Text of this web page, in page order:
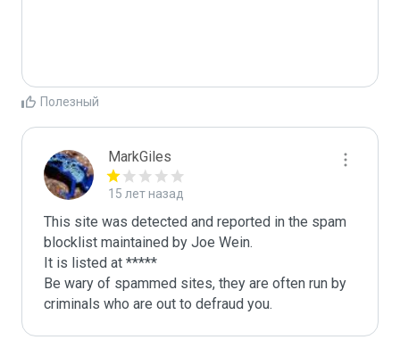
Полезный
MarkGiles
15 лет назад
This site was detected and reported in the spam
blocklist maintained by Joe Wein.
It is listed at *****
Be wary of spammed sites, they are often run by
criminals who are out to defraud you.